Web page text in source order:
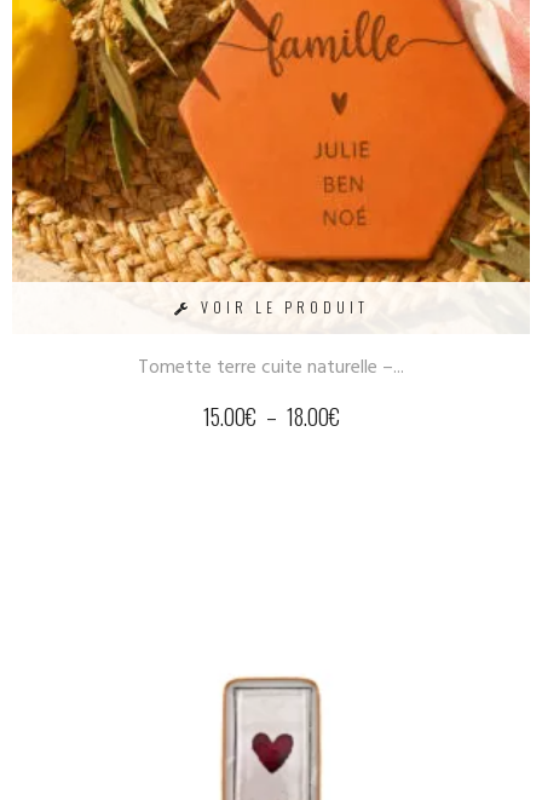
VOIR LE PRODUIT
Tomette terre cuite naturelle –...
15.00€ – 18.00€